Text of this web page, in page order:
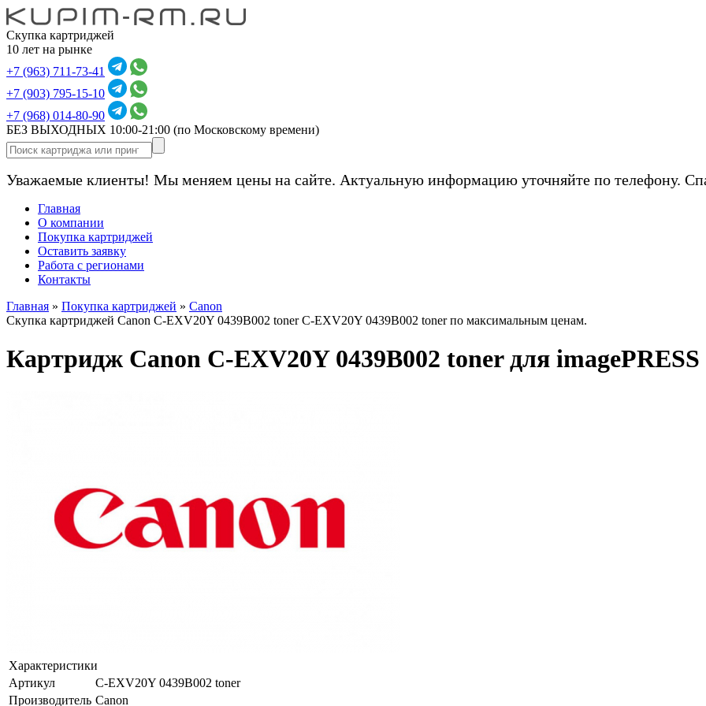
Скупка картриджей
10 лет на рынке
+7 (963) 711-73-41
+7 (903) 795-15-10
+7 (968) 014-80-90
БЕЗ ВЫХОДНЫХ 10:00-21:00 (по Московскому времени)
Уважаемые клиенты! Мы меняем цены на сайте. Актуальную информацию уточняйте по телефону.
Главная
О компании
Покупка картриджей
Оставить заявку
Работа с регионами
Контакты
Главная » Покупка картриджей » Canon
Скупка картриджей Canon C-EXV20Y 0439B002 toner C-EXV20Y 0439B002 toner по максимальным ценам.
Картридж Canon C-EXV20Y 0439B002 toner для imagePRESS
Характеристики
Артикул
C-EXV20Y 0439B002 toner
Производитель Canon